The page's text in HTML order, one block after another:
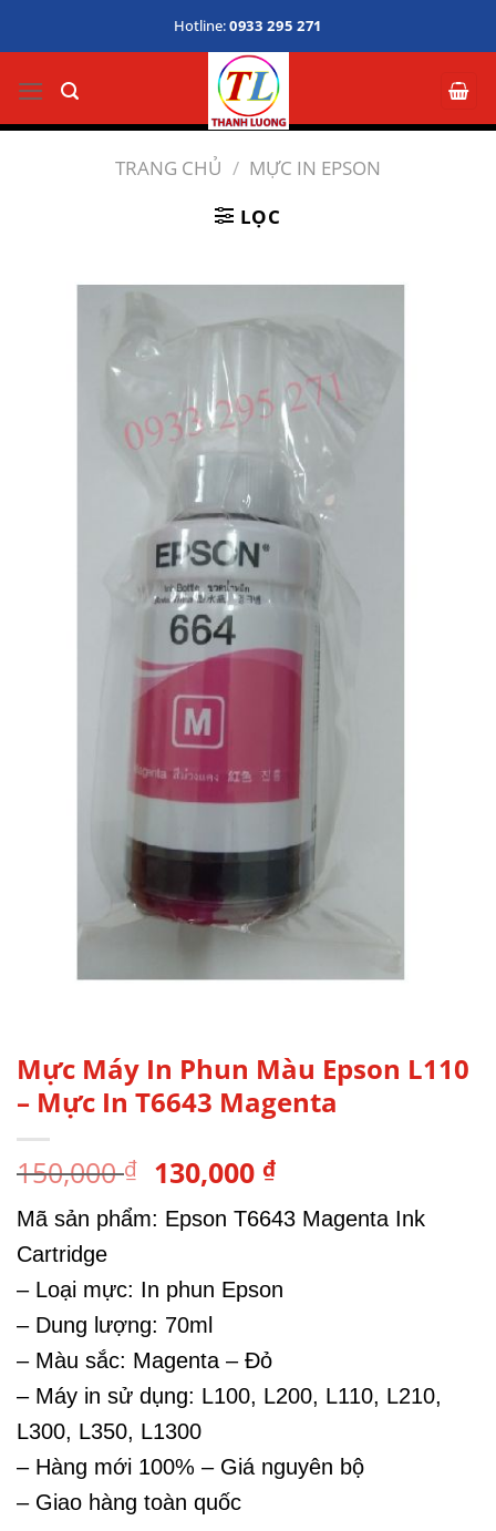
dung
Hotline:0933 295 271
TRANG CHỦ / MỰC IN EPSON
LỌC
Mực Máy In Phun Màu Epson L110
– Mực In T6643 Magenta
150,000₫ Giá
là:
130,000 ₫Giá
tại
130,000 ₫.
Mã sản phẩm: Epson T6643 Magenta Ink
Cartridge
– Loại mực: In phun Epson
– Dung lượng: 70ml
– Màu sắc: Magenta – Đỏ
– Máy in sử dụng: L100, L200, L110, L210,
L300, L350, L1300
– Hàng mới 100% – Giá nguyên bộ
– Giao hàng toàn quốc